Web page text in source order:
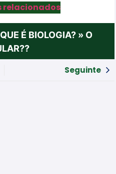
relacionados
É BIOLOGIA? » O
Seguinte